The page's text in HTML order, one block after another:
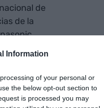
Information
of your personal or
the below opt-out section to
is processed you may
de
de la
.
en